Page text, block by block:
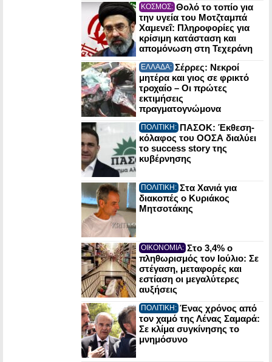
ΚΟΣΜΟΣ: Θολό το τοπίο για
την υγεία του Μοτζταμπά
Χαμενεΐ: Πληροφορίες για
κρίσιμη κατάσταση και
απομόνωση στη Τεχεράνη
ΕΛΛΑΔΑ: Σέρρες: Νεκροί
μητέρα και γιος σε φρικτό
τροχαίο – Οι πρώτες
εκτιμήσεις
πραγματογνώμονα
ΠΟΛΙΤΙΚΗ: ΠΑΣΟΚ: Έκθεση-
κόλαφος του ΟΟΣΑ διαλύει
το success story της
κυβέρνησης
ΠΟΛΙΤΙΚΗ: Στα Χανιά για
διακοπές ο Κυριάκος
Μητσοτάκης
ΟΙΚΟΝΟΜΙΑ: Στο 3,4% ο
πληθωρισμός τον Ιούλιο: Σε
στέγαση, μεταφορές και
εστίαση οι μεγαλύτερες
αυξήσεις
ΠΟΛΙΤΙΚΗ: Ένας χρόνος από
τον χαμό της Λένας Σαμαρά:
Σε κλίμα συγκίνησης το
μνημόσυνο